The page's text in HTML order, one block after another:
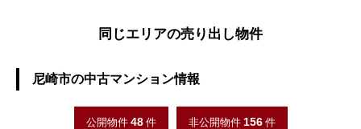
同じエリアの売り出し物件
尼崎市の中古マンション情報
公開物件 48 件 非公開物件 156 件